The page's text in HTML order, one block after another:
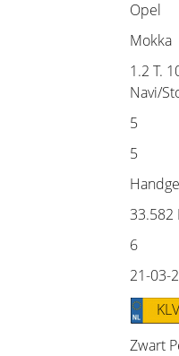
Opel
Mokka
1.2 T.
Navi/
5
5
33.582
6
21-03-
Zwart